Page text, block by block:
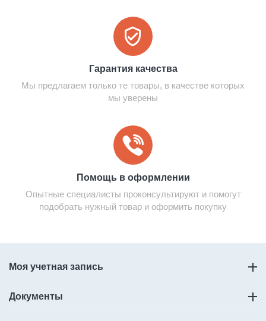
Гарантия качества
Мы предлагаем только те товары, в качестве которых
мы уверены
Помощь в оформлении
Опытные специалисты проконсультируют и помогут
подобрать нужный товар и оформить покупку
Моя учетная запись
Документы